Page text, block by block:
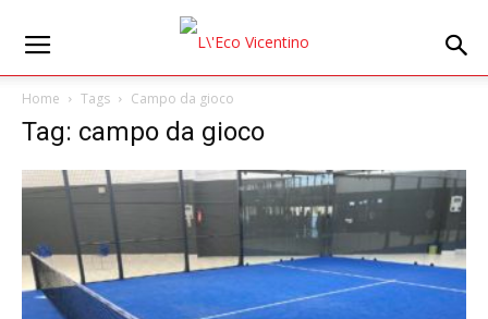
Home Tags Campo da gioco
Tag: campo da gioco